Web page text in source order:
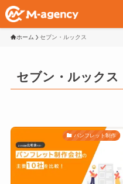
ホーム セブン・ルックス
セブン・ルックス
パンフレット制作